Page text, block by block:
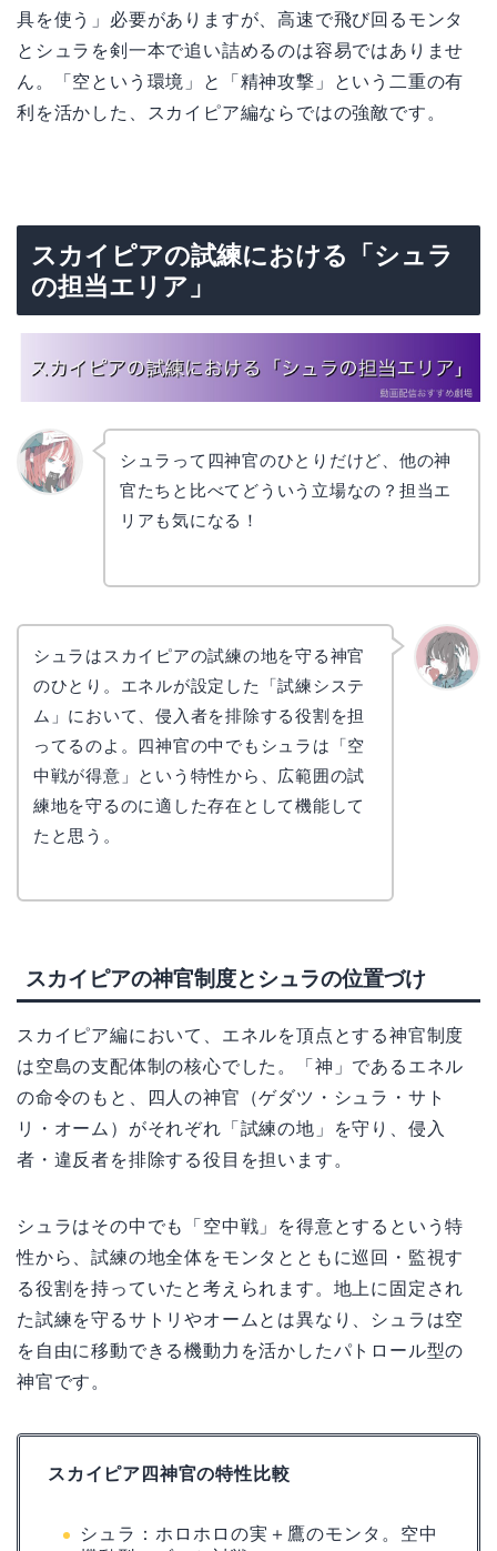
具を使う」必要がありますが、高速で飛び回るモンタ
とシュラを剣一本で追い詰めるのは容易ではありませ
ん。「空という環境」と「精神攻撃」という二重の有
利を活かした、スカイピア編ならではの強敵です。
スカイピアの試練における「シュラ
の担当エリア」
シュラって四神官のひとりだけど、他の神
官たちと比べてどういう立場なの？担当エ
リアも気になる！
シュラはスカイピアの試練の地を守る神官
のひとり。エネルが設定した「試練システ
ム」において、侵入者を排除する役割を担
ってるのよ。四神官の中でもシュラは「空
中戦が得意」という特性から、広範囲の試
練地を守るのに適した存在として機能して
たと思う。
スカイピアの神官制度とシュラの位置づけ
スカイピア編において、エネルを頂点とする神官制度
は空島の支配体制の核心でした。「神」であるエネル
の命令のもと、四人の神官（ゲダツ・シュラ・サト
リ・オーム）がそれぞれ「試練の地」を守り、侵入
者・違反者を排除する役目を担います。
シュラはその中でも「空中戦」を得意とするという特
性から、試練の地全体をモンタとともに巡回・監視す
る役割を持っていたと考えられます。地上に固定され
た試練を守るサトリやオームとは異なり、シュラは空
を自由に移動できる機動力を活かしたパトロール型の
神官です。
スカイピア四神官の特性比較
シュラ：ホロホロの実＋鷹のモンタ。空中